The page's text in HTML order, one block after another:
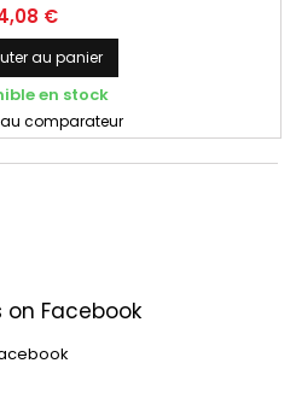
€
au panier
en stock
comparateur
on Facebook